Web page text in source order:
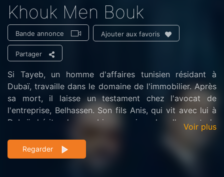
Khouk Men Bouk
Bande annonce Ajouter aux favoris
Partager
Si Tayeb, un homme d'affaires tunisien résidant à
Dubaï, travaille dans le domaine de l'immobilier. Après
sa mort, il laisse un testament chez l'avocat de
l'entreprise, Belhassen. Son fils Anis, qui vit avec lui à
Dubaï, hérite de ses biens, mais selon l'avocat, le
testament mentionne également un autre fils nommé
Anes, issu d'un second mariage et résidant en Tunisie.
La série "Khouk Men Bouk" commence avec l'arrivée
Voir plus
Regarder